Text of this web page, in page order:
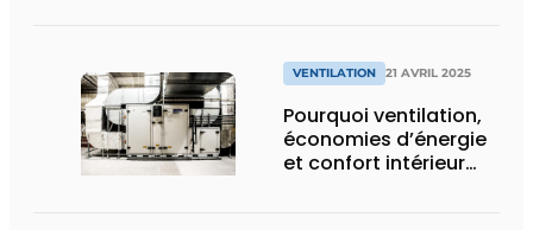
l’Install Day
VENTILATION 21 AVRIL 2025
Pourquoi ventilation,
économies d’énergie
et confort intérieur